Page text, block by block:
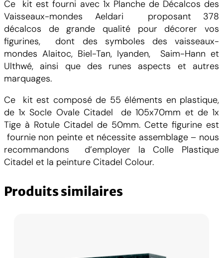
Ce kit est fourni avec 1x Planche de Décalcos des
Vaisseaux-mondes Aeldari proposant 378
décalcos de grande qualité pour décorer vos
figurines, dont des symboles des vaisseaux-
mondes Alaitoc, Biel-Tan, Iyanden, Saim-Hann et
Ulthwé, ainsi que des runes aspects et autres
marquages.
Ce kit est composé de 55 éléments en plastique,
de 1x Socle Ovale Citadel de 105x70mm et de 1x
Tige à Rotule Citadel de 50mm. Cette figurine est
fournie non peinte et nécessite assemblage – nous
recommandons d’employer la Colle Plastique
Citadel et la peinture Citadel Colour.
Produits similaires